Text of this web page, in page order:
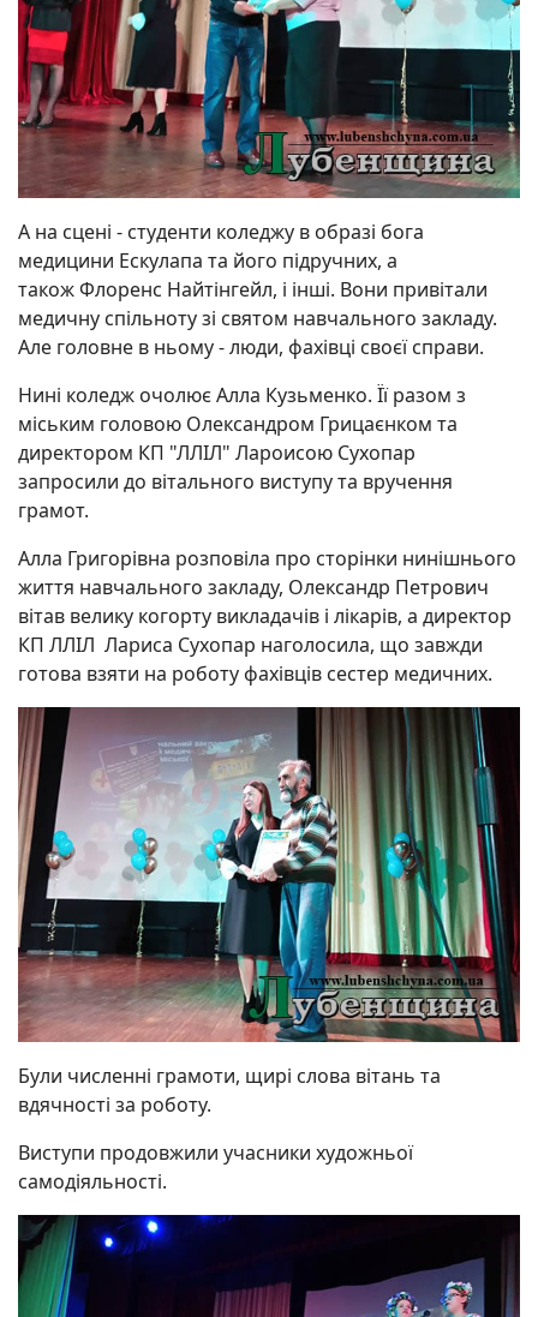
А на сцені - студенти коледжу в образі бога
медицини Ескулапа та його підручних, а
також Флоренс Найтінгейл, і інші. Вони привітали
медичну спільноту зі святом навчального закладу.
Але головне в ньому - люди, фахівці своєї справи.
Нині коледж очолює Алла Кузьменко. Її разом з
міським головою Олександром Грицаєнком та
директором КП "ЛЛІЛ" Лароисою Сухопар
запросили до вітального виступу та вручення
грамот.
Алла Григорівна розповіла про сторінки нинішнього
життя навчального закладу, Олександр Петрович
вітав велику когорту викладачів і лікарів, а директор
КП ЛЛІЛ Лариса Сухопар наголосила, що завжди
готова взяти на роботу фахівців сестер медичних.
Були численні грамоти, щирі слова вітань та
вдячності за роботу.
Виступи продовжили учасники художньої
самодіяльності.